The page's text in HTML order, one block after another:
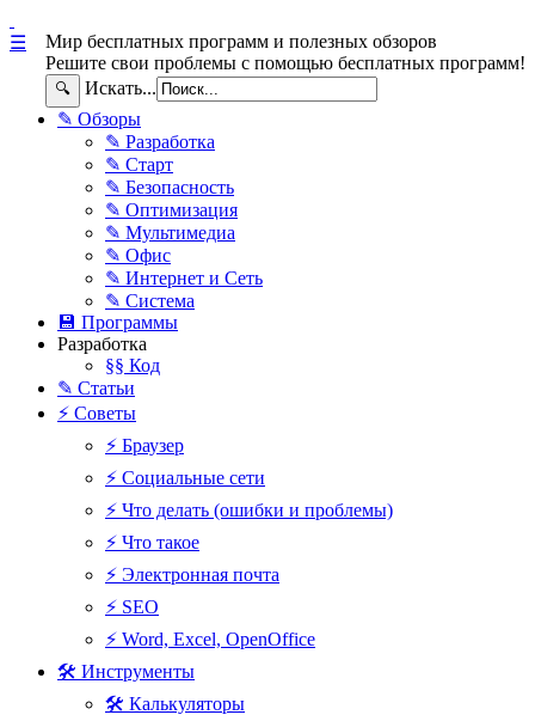
Мир бесплатных программ и полезных обзоров
Решите свои проблемы с помощью бесплатных программ!
🔍 Искать...
☰
✎ Обзоры
✎ Разработка
✎ Старт
✎ Безопасность
✎ Оптимизация
✎ Мультимедиа
✎ Офис
✎ Интернет и Сеть
✎ Система
💾 Программы
Разработка
§§ Код
✎ Статьи
⚡ Советы
⚡ Браузер
⚡ Социальные сети
⚡ Что делать (ошибки и проблемы)
⚡ Что такое
⚡ Электронная почта
⚡ SEO
⚡ Word, Excel, OpenOffice
🛠 Инструменты
🛠 Калькуляторы